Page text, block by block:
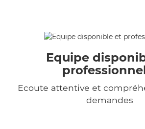
Equipe
Ecoute attentive et
demandes